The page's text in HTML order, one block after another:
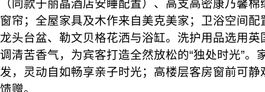
（同款于丽晶酒店安睡配置）、高支高密康乃馨
窗帘；全屋家具及木作来自美克美家；卫浴空间
龙头台盆、勒文贝格花洒与浴缸。洗护用品选用
调清苦香气，为宾客打造全然放松的“独处时光”。
发，灵动自如畅享亲子时光；高楼层客房窗前可
馈赠。